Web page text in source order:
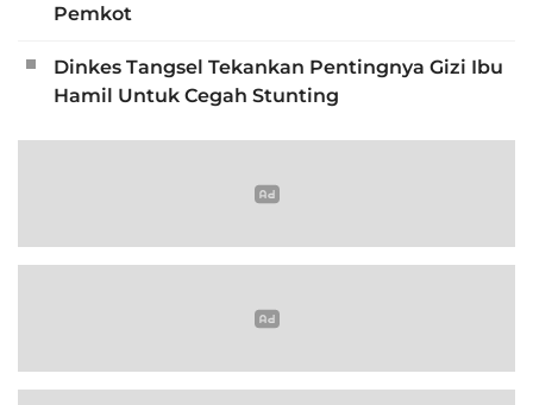
Pemkot
Dinkes Tangsel Tekankan Pentingnya Gizi Ibu
Hamil Untuk Cegah Stunting